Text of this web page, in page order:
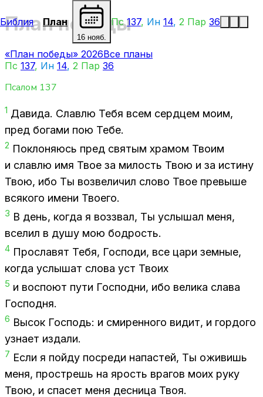
План победы
Библия План
16 нояб.
Пс 137, Ин 14, 2 Пар 36
«План победы» 2026Все планы
Пс 137, Ин 14, 2 Пар 36
Псалом 137
1 Да­ви­да. Слав­лю Тебя всем серд­цем моим,
пред бо­га­ми пою Тебе.
2 По­кло­ня­юсь пред свя­тым хра­мом Тво­им
и слав­лю имя Твое за ми­лость Твою и за ис­ти­ну
Твою, ибо Ты воз­ве­ли­чил сло­во Твое пре­вы­ше
вся­ко­го име­ни Тво­е­го.
3 В день, ко­гда я воз­звал, Ты услы­шал меня,
все­лил в душу мою бод­рость.
4 Про­сла­вят Тебя, Гос­по­ди, все цари зем­ные,
ко­гда услы­шат сло­ва уст Тво­их
5 и вос­по­ют пути Гос­под­ни, ибо ве­ли­ка сла­ва
Гос­под­ня.
6 Вы­сок Гос­подь: и сми­рен­но­го ви­дит, и гор­до­го
узна­ет из­да­ли.
7 Если я пой­ду по­сре­ди на­па­стей, Ты ожи­вишь
меня, про­стрешь на ярость вра­гов моих руку
Твою, и спа­сет меня дес­ни­ца Твоя.